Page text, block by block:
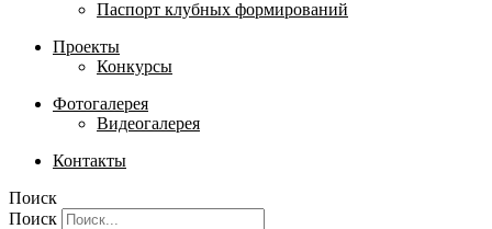
Паспорт клубных формирований
Проекты
Конкурсы
Фотогалерея
Видеогалерея
Контакты
Поиск
Поиск